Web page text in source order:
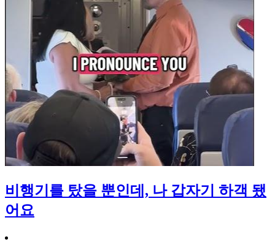
비행기를 탔을 뿐인데, 나 갑자기 하객 됐
어요